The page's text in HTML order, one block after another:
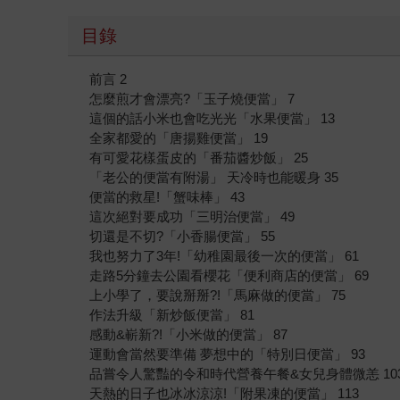
目錄
前言 2
怎麼煎才會漂亮?「玉子燒便當」 7
這個的話小米也會吃光光「水果便當」 13
全家都愛的「唐揚雞便當」 19
有可愛花樣蛋皮的「番茄醬炒飯」 25
「老公的便當有附湯」 天冷時也能暖身 35
便當的救星!「蟹味棒」 43
這次絕對要成功「三明治便當」 49
切還是不切?「小香腸便當」 55
我也努力了3年!「幼稚園最後一次的便當」 61
走路5分鐘去公園看櫻花「便利商店的便當」 69
上小學了，要說掰掰?!「馬麻做的便當」 75
作法升級「新炒飯便當」 81
感動&嶄新?!「小米做的便當」 87
運動會當然要準備 夢想中的「特別日便當」 93
品嘗令人驚豔的令和時代營養午餐&女兒身體微恙
天熱的日子也冰冰涼涼!「附果凍的便當」 113